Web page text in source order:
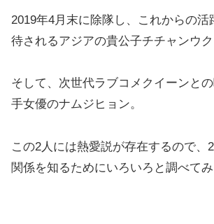
2019年4月末に除隊し、これからの活
待されるアジアの貴公子チチャンウク
そして、次世代ラブコメクイーンと
手女優のナムジヒョン。
この2人には熱愛説が存在するので、
関係を知るためにいろいろと調べてみ